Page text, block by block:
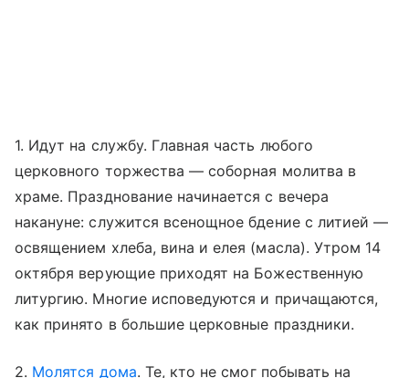
1. Идут на службу. Главная часть любого
церковного торжества — соборная молитва в
храме. Празднование начинается с вечера
накануне: служится всенощное бдение с литией —
освящением хлеба, вина и елея (масла). Утром 14
октября верующие приходят на Божественную
литургию. Многие исповедуются и причащаются,
как принято в большие церковные праздники.
2. Молятся дома. Те, кто не смог побывать на